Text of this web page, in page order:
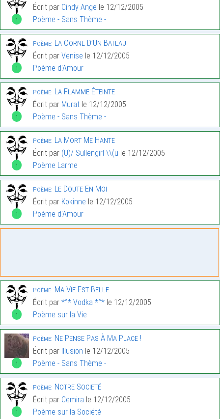
1
Écrit par Cindy Ange le 12/12/2005
Poème - Sans Thème -
1
Poème: La Corne D’Un Bateau
Écrit par Venise le 12/12/2005
Poème d'Amour
1
Poème: La Flamme Éteinte
Écrit par Murat le 12/12/2005
Poème - Sans Thème -
1
Poème: La Mort Me Hante
Écrit par (U)/-Sullengirl-\\(u le 12/12/2005
Poème Larme
1
Poème: Le Doute En Moi
Écrit par Kokinne le 12/12/2005
Poème d'Amour
1
Poème: Ma Vie Est Belle
Écrit par *°* Vodka *°* le 12/12/2005
Poème sur la Vie
1
Poème: Ne Pense Pas À Ma Place !
Écrit par Illusion le 12/12/2005
Poème - Sans Thème -
1
Poème: Notre Societé
Écrit par Cemira le 12/12/2005
Poème sur la Société